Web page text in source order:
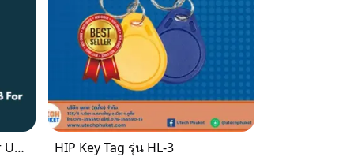
HIP CMR1-U Reader&Writer USB For Hotel lock U Series
HIP Key Tag รุ่น HL-3